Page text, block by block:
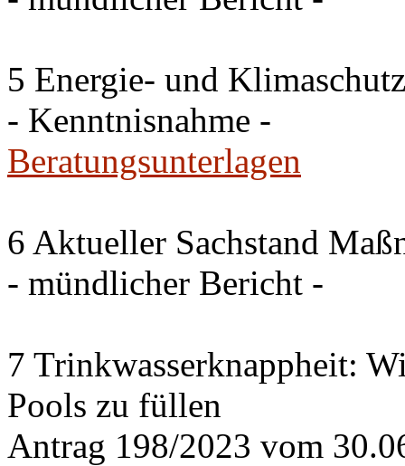
5 Energie- und
- Kenntnisnahme -
Beratungsunterlagen
6 Aktueller Sachstand
- mündlicher Bericht -
7 Trinkwasserknappheit:
Pools zu füllen
Antrag 198/2023 vom